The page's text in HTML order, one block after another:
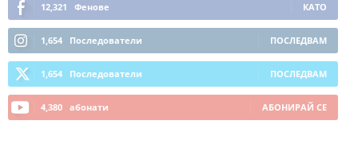
12,321 Фенове КАТО
1,654 Последователи ПОСЛЕДВАМ
1,654 Последователи ПОСЛЕДВАМ
4,380 абонати АБОНИРАЙ СЕ